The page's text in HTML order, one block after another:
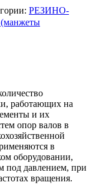
РЕЗИНО-
работающих на
и их
опор валов в
в
оборудовании,
под давлением, при
вращения.